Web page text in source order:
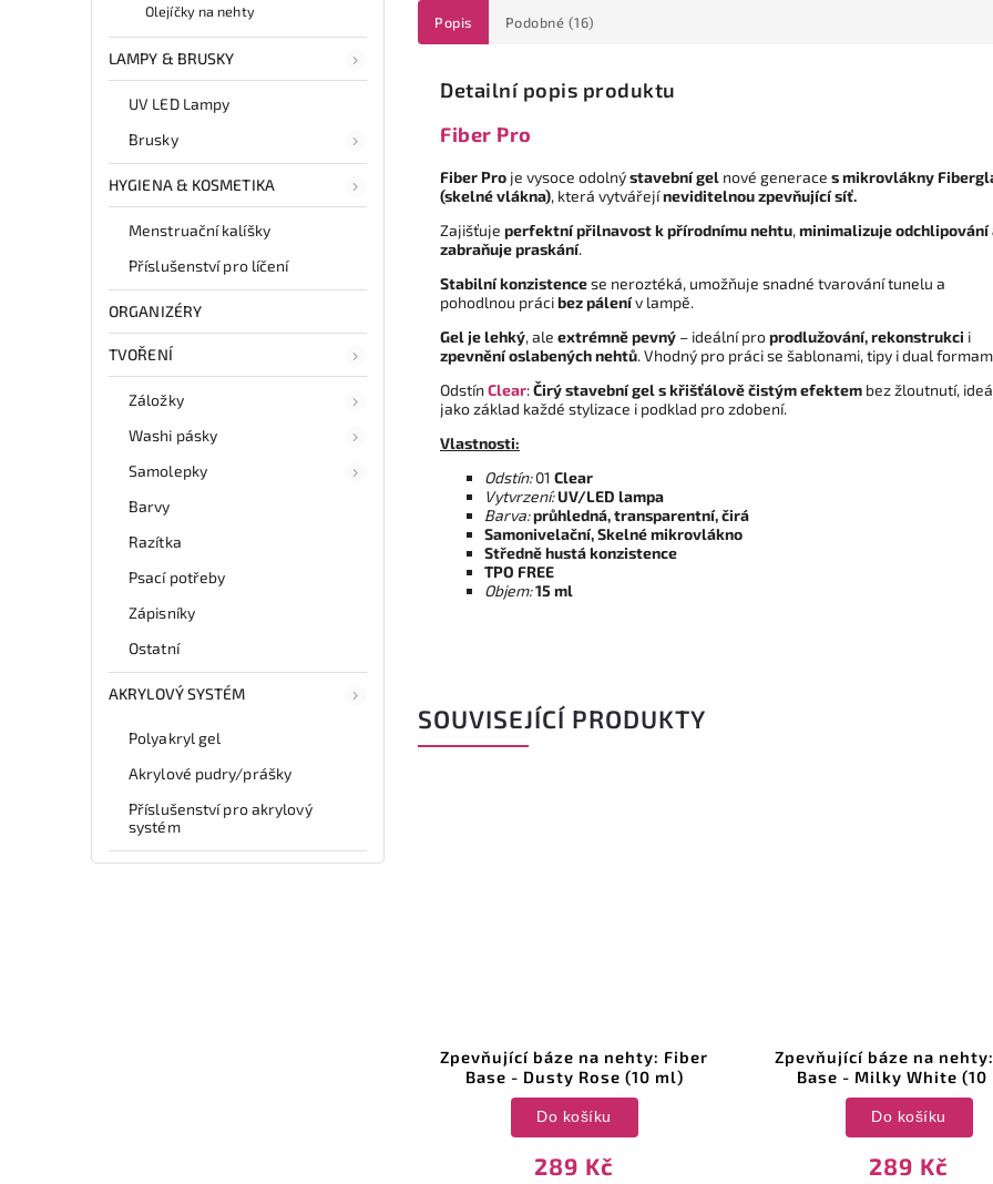
Olejíčky na nehty
LAMPY & BRUSKY
UV LED Lampy
Brusky
HYGIENA & KOSMETIKA
Menstruační kalíšky
Příslušenství pro líčení
ORGANIZÉRY
TVOŘENÍ
Záložky
Washi pásky
Samolepky
Barvy
Razítka
Psací potřeby
Zápisníky
Ostatní
AKRYLOVÝ SYSTÉM
Polyakryl gel
Akrylové pudry/prášky
Příslušenství pro akrylový
systém
Popis Podobné (16)
Detailní popis produktu
Fiber Pro
Fiber Pro je vysoce odolnýstavební gel nové generace s mikrovlákny
(skelné vlákna), která vytvářejíneviditelnou zpevňující síť.
Zajišťuje perfektní přilnavost k přírodnímu nehtu,minimalizuje odchlipování
zabraňuje praskání.
Stabilní konzistencese neroztéká, umožňuje snadné tvarování tunelu a
pohodlnou prácibez pálenív lampě.
Gel je lehký, ale extrémně pevný – ideální proprodlužování, rekonstrukci i
zpevnění oslabených nehtů. Vhodný pro práci se šablonami, tipy i dual
Odstín Clear:Čirý stavební gel s křišťálově čistým efektem bez žloutnutí,
jako základ každé stylizace i podklad pro zdobení.
Vlastnosti:
Odstín:01 Clear
Vytvrzení:UV/LED lampa
Barva:průhledná, transparentní, čirá
Samonivelační, Skelné mikrovlákno
Středně hustá konzistence
TPO FREE
Objem:15 ml
SOUVISEJÍCÍ PRODUKTY
Zpevňující báze na nehty: Fiber
Base - Dusty Rose (10 ml)
289 Kč
Do košíku
Zpevňující báze na
Base - Milky White (10
289 Kč
Do košíku